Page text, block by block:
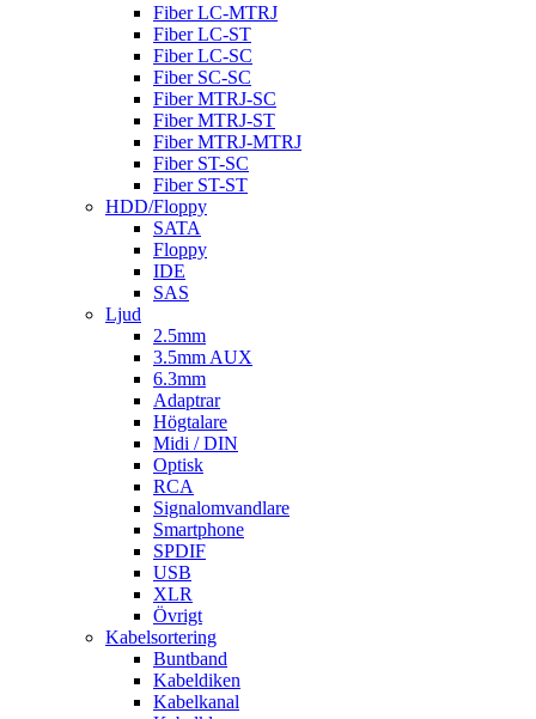
Fiber LC-MTRJ
Fiber LC-ST
Fiber LC-SC
Fiber SC-SC
Fiber MTRJ-SC
Fiber MTRJ-ST
Fiber MTRJ-MTRJ
Fiber ST-SC
Fiber ST-ST
HDD/Floppy
SATA
Floppy
IDE
SAS
Ljud
2.5mm
3.5mm AUX
6.3mm
Adaptrar
Högtalare
Midi / DIN
Optisk
RCA
Signalomvandlare
Smartphone
SPDIF
USB
XLR
Övrigt
Kabelsortering
Buntband
Kabeldiken
Kabelkanal